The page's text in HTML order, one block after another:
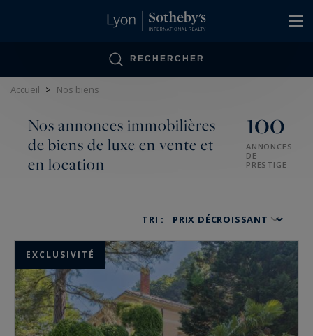
RECHERCHER
Accueil > Nos biens
Nos annonces immobilières
de biens de luxe en vente et
en location
100
ANNONCES
DE
PRESTIGE
TRI :
EXCLUSIVITÉ